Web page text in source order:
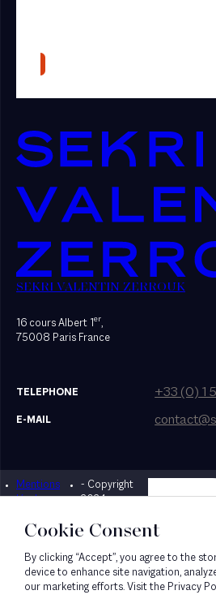
Presse
SEKRI VALENTIN ZERROUK
16 cours Albert 1er,
75008 Paris France
TELEPHONE +33 (0) 1
E-MAIL
Mentions
légales
- Copyright
2024
Designed by
Cookie Consent
By clicking “Accept”, you agree to the
device to enhance site navigation,
our marketing efforts. Visit the Privacy